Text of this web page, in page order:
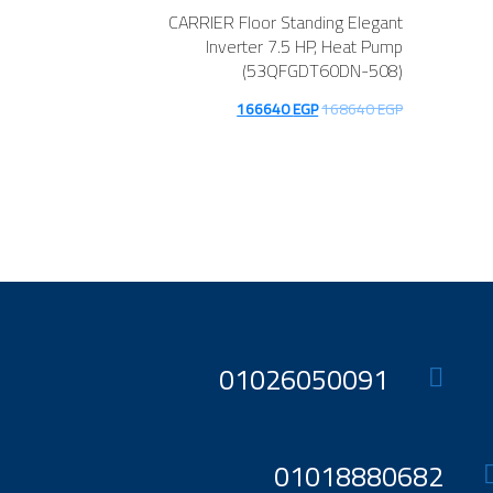
CARRIER Floor Standing Elegant
Inverter 7.5 HP, Heat Pump
(53QFGDT60DN-508)
168640EGP
السعر166640EGP
السعر
01026050091
01018880682